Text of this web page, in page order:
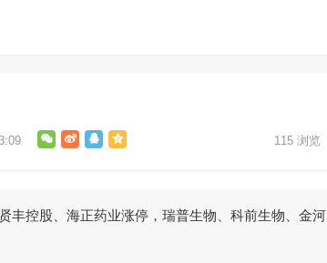
115 浏览
丰控股、海正药业涨停，瑞普生物、科前生物、金河